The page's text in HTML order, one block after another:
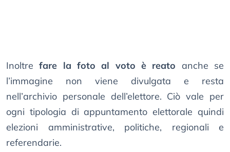
Inoltrefare la foto al voto è reato anche se
l’immagine non viene divulgata e resta
nell’archivio personale dell’elettore. Ciò vale per
ogni tipologia di appuntamento elettorale quindi
elezioni amministrative, politiche, regionali e
referendarie.